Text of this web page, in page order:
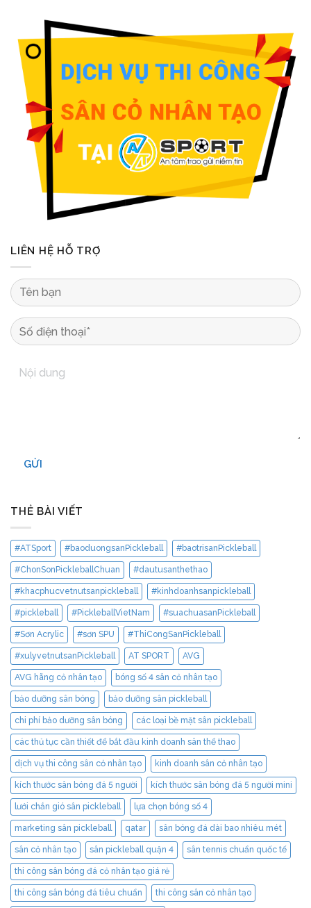
LIÊN HỆ HỖ TRỢ
GỬI
THẺ BÀI VIẾT
#ATSport #baoduongsanPickleball #baotrisanPickleball
#ChonSonPickleballChuan #dautusanthethao
#khacphucvetnutsanpickleball #kinhdoanhsanpickleball
#pickleball #PickleballVietNam #suachuasanPickleball
#Sơn Acrylic #sơn SPU #ThiCongSanPickleball
#xulyvetnutsanPickleball AT SPORT AVG
AVG hãng cỏ nhân tạo bóng số 4 sân cỏ nhân tạo
bảo dưỡng sân bóng bảo dưỡng sân pickleball
chi phí bảo dưỡng sân bóng các loại bề mặt sân pickleball
các thủ tục cần thiết để bắt đầu kinh doanh sân thể thao
dịch vụ thi công sân cỏ nhân tạo kinh doanh sân cỏ nhân tạo
kích thước sân bóng đá 5 người kích thước sân bóng đá 5 người mini
lưới chắn gió sân pickleball lựa chọn bóng số 4
marketing sân pickleball qatar sân bóng đá dài bao nhiêu mét
sân cỏ nhân tạo sân pickleball quận 4 sân tennis chuẩn quốc tế
thi công sân bóng đá cỏ nhân tạo giá rẻ
thi công sân bóng đá tiêu chuẩn thi công sân cỏ nhân tạo